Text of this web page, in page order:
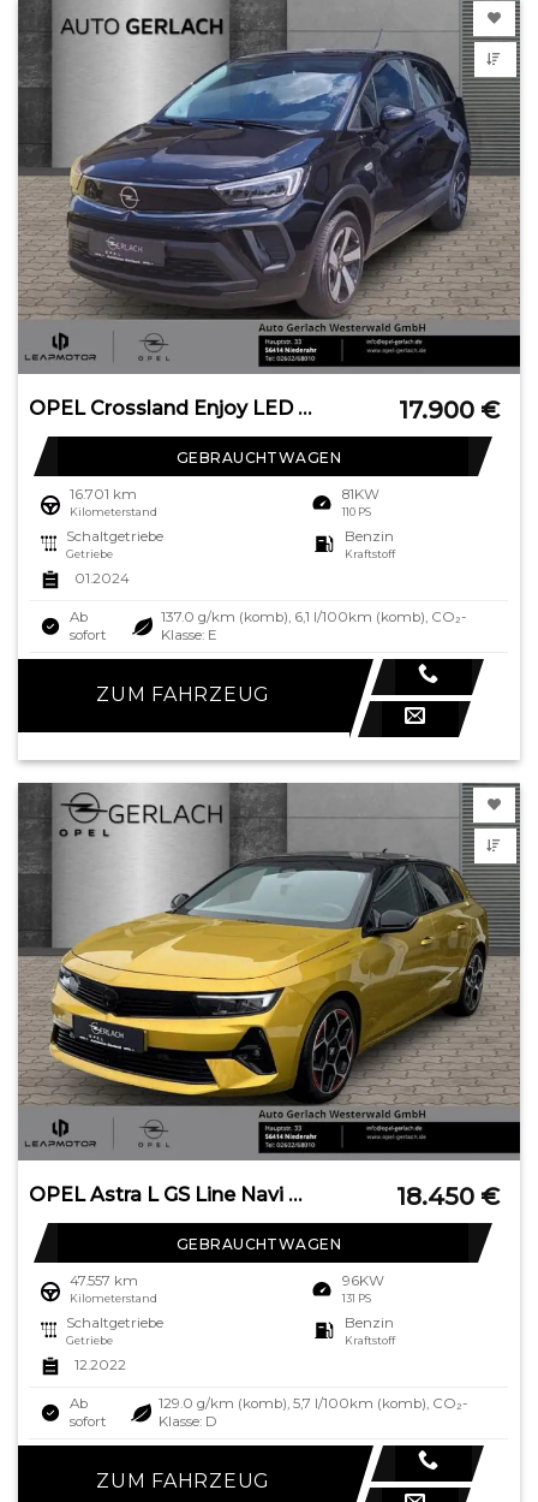
OPEL Crossland Enjoy LED Apple CarPlay Android Auto M 17.900 €
GEBRAUCHTWAGEN
16.701 km
Kilometerstand
81KW
110 PS
Schaltgetriebe
Getriebe
Benzin
Kraftstoff
01.2024
Ab
sofort
137.0 g/km (komb), 6,1 l/100km (komb), CO₂-
Klasse: E
ZUM FAHRZEUG
OPEL Astra L GS Line Navi Digitales Cockpit 360 Kamer 18.450 €
GEBRAUCHTWAGEN
47.557 km
Kilometerstand
96KW
131 PS
Schaltgetriebe
Getriebe
Benzin
Kraftstoff
12.2022
Ab
sofort
129.0 g/km (komb), 5,7 l/100km (komb), CO₂-
Klasse: D
ZUM FAHRZEUG